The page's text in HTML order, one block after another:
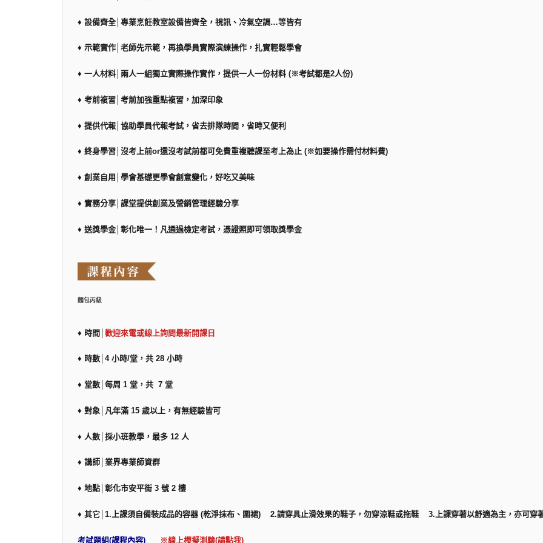
♦ 設備齊全│專業烹飪教室設備皆齊全，視訊、冷氣空調…等皆有
♦ 示範實作│老師先示範，再換學員實際演練操作，扎實輕鬆學會
♦ 一人材料│兩人一組獨立實際操作實作，提供一人一份材料 (※考試都是2人份)
♦ 考前複習│考前加強重點複習，加深印象
♦ 提供代報│協助學員代報考試，省去排隊時間，省時又便利
♦ 終身學習│沒考上前or還沒考試前都可免費重複聽課至考上為止 (※如要操作需付材料費)
♦ 創業自用│學會基礎更學會創意變化，好吃又美味
♦ 實務分享│課堂提供創業及營銷管理經驗分享
♦ 送獎學金│彰化唯一！凡通過檢定考試，憑證照即可領取獎學金
麵包丙級
♦ 時間│ 歡迎來電或線上詢問最新開課日
♦ 時數│4 小時/堂，共 28 小時
♦ 堂數│每周 1 堂，共 7 堂
♦ 對象│凡年滿 15 歲以上，有無經驗皆可
♦ 人數│採小班教學，最多 12 人
♦ 講師│業界專業師資群
♦ 地點│彰化市安平街 3 號 2 樓
♦ 其它│1.上課須自備裝成品的容器 (乾淨抹布、圍裙) 2.請穿具止滑效果的鞋子，勿穿涼鞋或拖鞋 3.上課穿著以舒適為主，亦可穿
考試題組(課程內容) ※線上模擬測驗(請點我)